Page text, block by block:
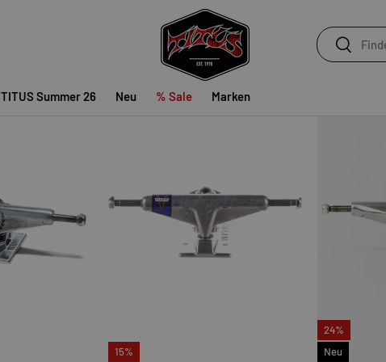
Suchen
Suchen
TITUS Summer 26 Neu % Sale Marken
33,99 €
(28)
OPTIONEN AUSWÄHLEN
15% OPTIONEN AUSWÄHLEN
24%
Neu